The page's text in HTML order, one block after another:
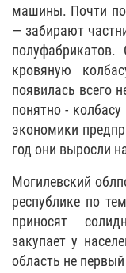
машины. Почти
— забирают
полуфабрикатов.
кровяную
появилась всего
понятно -
экономики
год они выросли
Могилевский
республике по
приносят
закупает у
область не